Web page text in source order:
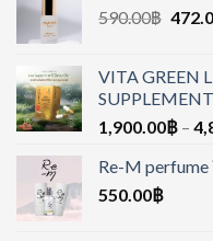
590.00฿
VITA GREEN
1,900.00฿ –
Re-M
550.00฿